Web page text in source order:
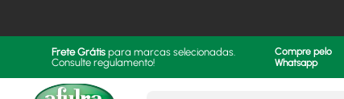
Frete Grátis para marcas selecionadas.
Consulte regulamento!
Compre pelo
Whatsapp